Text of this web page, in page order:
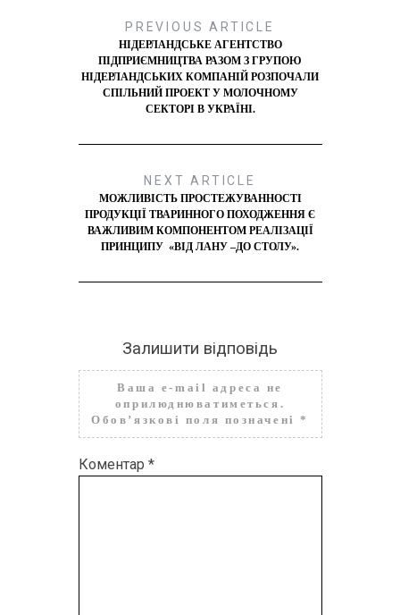
PREVIOUS ARTICLE
НІДЕРЛАНДСЬКЕ АГЕНТСТВО
ПІДПРИЄМНИЦТВА РАЗОМ З ГРУПОЮ
НІДЕРЛАНДСЬКИХ КОМПАНІЙ РОЗПОЧАЛИ
СПІЛЬНИЙ ПРОЕКТ У МОЛОЧНОМУ
СЕКТОРІ В УКРАЇНІ.
NEXT ARTICLE
МОЖЛИВІСТЬ ПРОСТЕЖУВАННОСТІ
ПРОДУКЦІЇ ТВАРИННОГО ПОХОДЖЕННЯ Є
ВАЖЛИВИМ КОМПОНЕНТОМ РЕАЛІЗАЦІЇ
ПРИНЦИПУ «ВІД ЛАНУ –ДО СТОЛУ».
Залишити відповідь
Ваша e-mail адреса не
оприлюднюватиметься.
Обов’язкові поля позначені*
Коментар *